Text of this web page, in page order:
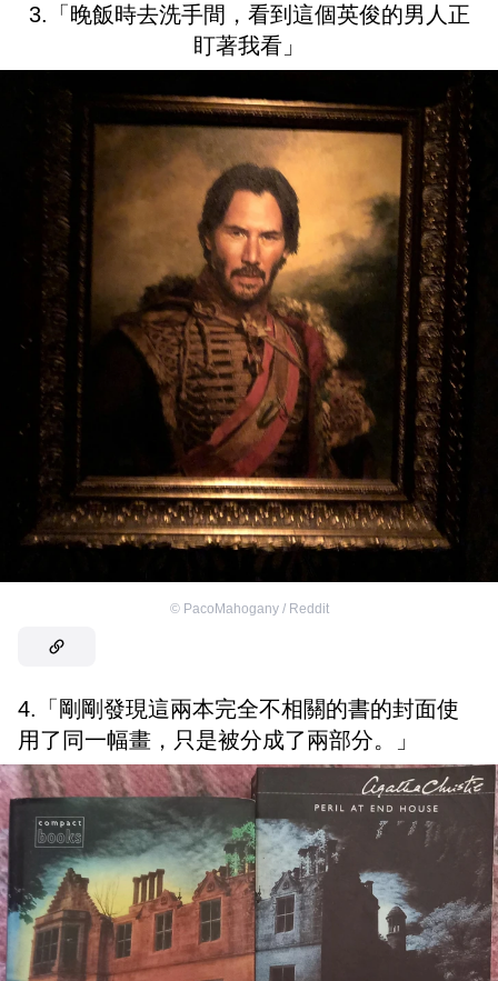
3.「晚飯時去洗手間，看到這個英俊的男人正
盯著我看」
© PacoMahogany / Reddit
4.「剛剛發現這兩本完全不相關的書的封面使
用了同一幅畫，只是被分成了兩部分。」